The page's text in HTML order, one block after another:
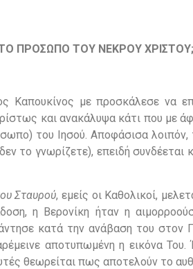
ΠΡΟΣΩΠΟ ΤΟΥ ΝΕΚΡΟΥ ΧΡΙΣΤΟΥ;
Καπουκίνος με προσκάλεσε να
και ανακάλυψα κάτι που με
του Ιησού. Αποφάσισα λοιπόν,
το γνωρίζετε), επειδή συνδέεται
Σταυρού, εμείς οι Καθολικοί,
η Βερονίκη ήταν η
κατά την ανάβαση του στον
αποτυπωμένη η εικόνα Του.
θεωρείται πως αποτελούν το